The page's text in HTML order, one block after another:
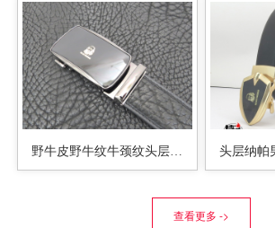
野牛皮野牛纹牛颈纹头层真皮男士自动腰带现货和加工
查看更多 ->